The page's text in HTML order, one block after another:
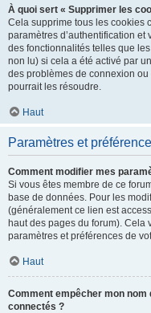
À quoi sert « Supprimer les
Cela supprime tous les cookies
paramètres d’authentification
des fonctionnalités telles que
non lu) si cela a été activé par
des problèmes de connexion
pourrait les résoudre.
Haut
Paramètres et
Comment modifier mes
Si vous êtes membre de ce
base de données. Pour les
(généralement ce lien est
haut des pages du forum). Cela
paramètres et préférences de
Haut
Comment empêcher mon nom
connectés ?